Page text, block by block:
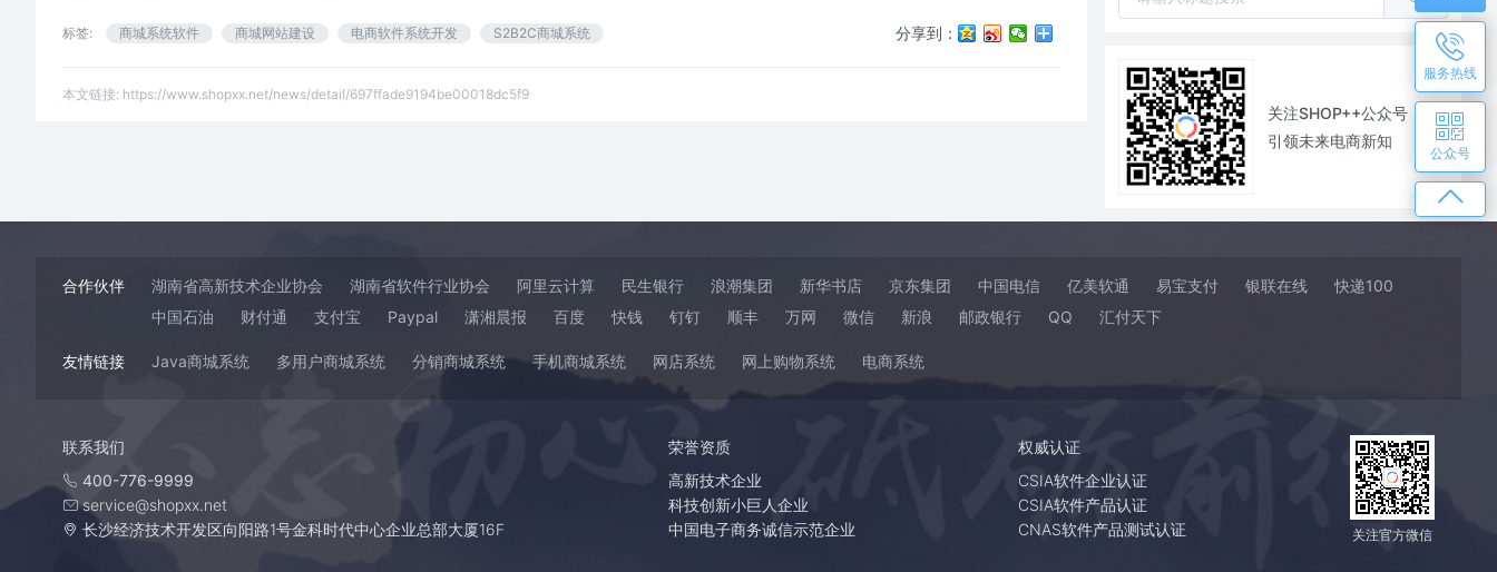
标签: 商城系统软件 商城网站建设 电商软件系统开发 S2B2C商城系统 分享到：
本文链接: https://www.shopxx.net/news/detail/697ffade9194be00018dc5f9
关注SHOP++公众号
引领未来电商新知
合作伙伴 湖南省高新技术企业协会 湖南省软件行业协会 阿里云计算 民生银行 浪潮集团 新华书店 京东集团 中国电信 亿美软通 易宝支付 银联在线
快递100
中国石油
财付通 支付宝 Paypal 潇湘晨报 百度 快钱 钉钉 顺丰 万网 微信 新浪 邮政银行 QQ 汇付天下
友情链接 Java商城系统 多用户商城系统 分销商城系统 手机商城系统 网店系统 网上购物系统 电商系统
联系我们
400-776-9999
service@shopxx.net
长沙经济技术开发区向阳路1号金科时代中心企业总部大厦16F
荣誉资质
高新技术企业
科技创新小巨人企业
中国电子商务诚信示范企业
权威认证
CSIA软件企业认证
CSIA软件产品认证
CNAS软件产品测试认证
关注官方微信
服务热线
公众号